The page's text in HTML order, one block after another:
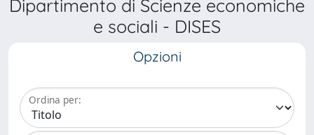
Dipartimento di Scienze economiche
e sociali - DISES
Opzioni
Ordina per: